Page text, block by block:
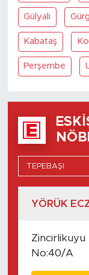
Gülyalı
Kabataş
Perşembe
YÖRÜK
Zincirlikuyu
No:40/A